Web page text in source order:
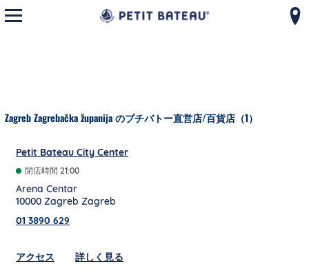
モバイルメニューを開く
Zagreb Zagrebačka županija のプチバトー直営店/百貨店（1）
Petit Bateau City Center
閉店時間 21:00
Arena Centar
10000 Zagreb Zagreb
01 3890 629
アクセス Link Opens in New Tab
詳しく見る